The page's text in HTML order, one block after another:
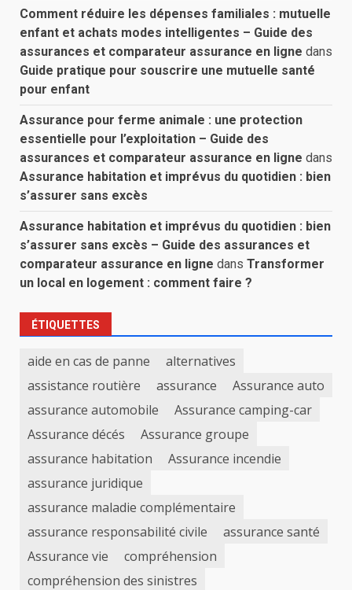
Comment réduire les dépenses familiales : mutuelle
enfant et achats modes intelligentes – Guide des
assurances et comparateur assurance en ligne dans
Guide pratique pour souscrire une mutuelle santé
pour enfant
Assurance pour ferme animale : une protection
essentielle pour l’exploitation – Guide des
assurances et comparateur assurance en ligne dans
Assurance habitation et imprévus du quotidien : bien
s’assurer sans excès
Assurance habitation et imprévus du quotidien : bien
s’assurer sans excès – Guide des assurances et
comparateur assurance en ligne dans Transformer
un local en logement : comment faire ?
ÉTIQUETTES
aide en cas de panne
alternatives
assistance routière
assurance
Assurance auto
assurance automobile
Assurance camping-car
Assurance décés
Assurance groupe
assurance habitation
Assurance incendie
assurance juridique
assurance maladie complémentaire
assurance responsabilité civile
assurance santé
Assurance vie
compréhension
compréhension des sinistres